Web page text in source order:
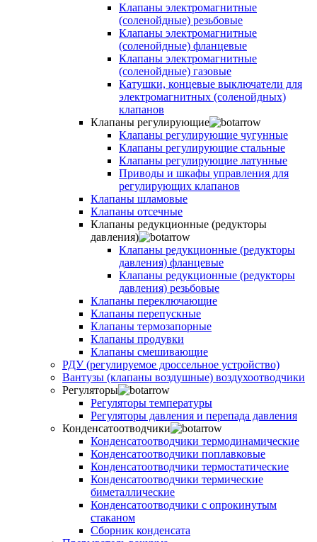
Клапаны электромагнитные
(соленойдные) резьбовые
Клапаны электромагнитные
(соленойдные) фланцевые
Клапаны электромагнитные
(соленойдные) газовые
Катушки, концевые выключатели для
электромагнитных (соленойдных)
клапанов
Клапаны регулирующие
Клапаны регулирующие чугунные
Клапаны регулирующие стальные
Клапаны регулирующие латунные
Приводы и шкафы управления для
регулирующих клапанов
Клапаны шламовые
Клапаны отсечные
Клапаны редукционные (редукторы
давления)
Клапаны редукционные (редукторы
давления) фланцевые
Клапаны редукционные (редукторы
давления) резьбовые
Клапаны переключающие
Клапаны перепускные
Клапаны термозапорные
Клапаны продувки
Клапаны смешивающие
РДУ (регулируемое дроссельное устройство)
Вантузы (клапаны воздушные) воздухоотводчики
Регуляторы
Регуляторы температуры
Регуляторы давления и перепада давления
Конденсатоотводчики
Конденсатоотводчики термодинамические
Конденсатоотводчики поплавковые
Конденсатоотводчики термостатические
Конденсатоотводчики термические
биметаллические
Конденсатоотводчики с опрокинутым
стаканом
Сборник конденсата